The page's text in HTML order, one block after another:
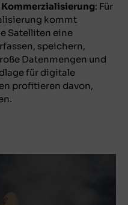
: Für
kommt
Satelliten eine
speichern,
Datenmengen und
für digitale
profitieren davon,